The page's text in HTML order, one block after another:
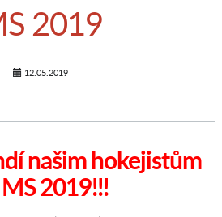
2019
12.05.2019
našim hokejistům
2019!!!